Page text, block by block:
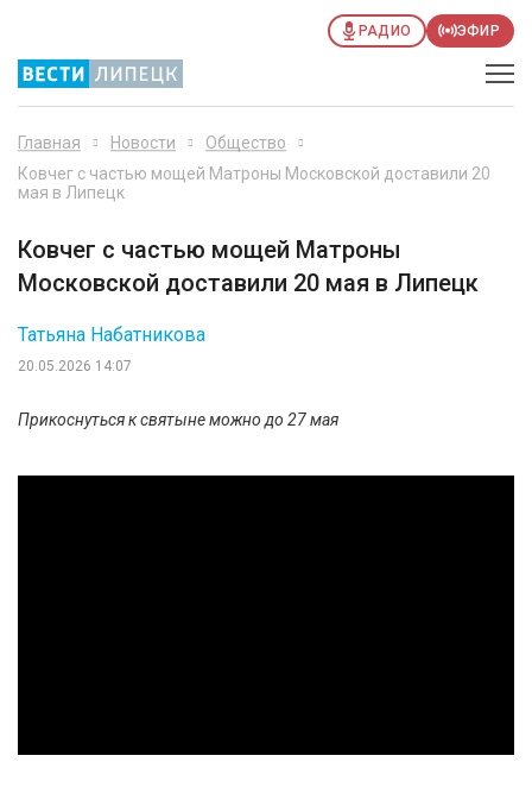
РАДИО ЭФИР
Главная Новости
Общество
Ковчег с частью мощей Матроны Московской доставили 20
мая в Липецк
Ковчег с частью мощей Матроны
Московской доставили 20 мая в Липецк
20.05.2026 14:07
Татьяна Набатникова
Прикоснуться к святыне можно до 27 мая